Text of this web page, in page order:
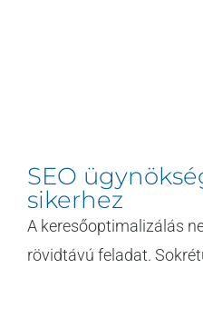
SEO
sikerhez
A keresőoptimalizálás
rövidtávú feladat.